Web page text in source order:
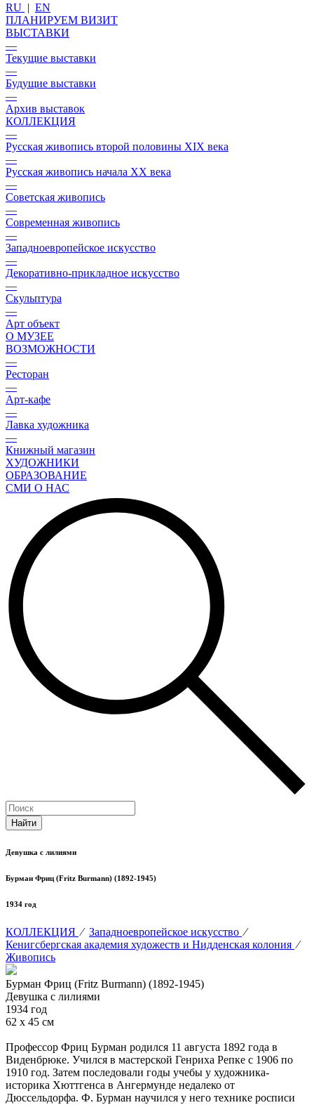
RU | EN
ПЛАНИРУЕМ ВИЗИТ
ВЫСТАВКИ
—
Текущие выставки
—
Будущие выставки
—
Архив выставок
КОЛЛЕКЦИЯ
—
Русская живопись второй половины XIX века
—
Русская живопись начала XX века
—
Советская живопись
—
Современная живопись
—
Западноевропейское искусство
—
Декоративно-прикладное искусство
—
Скульптура
—
Арт объект
О МУЗЕЕ
ВОЗМОЖНОСТИ
—
Ресторан
—
Арт-кафе
—
Лавка художника
—
Книжный магазин
ХУДОЖНИКИ
ОБРАЗОВАНИЕ
СМИ О НАС
Девушка с лилиями
Бурман Фриц (Fritz Burmann) (1892-1945)
1934 год
КОЛЛЕКЦИЯ ⁄ Западноевропейское искусство ⁄
Кенигсбергская академия художеств и Нидденская колония ⁄
Живопись
Бурман Фриц (Fritz Burmann) (1892-1945)
Девушка с лилиями
1934 год
62 х 45 см
Профессор Фриц Бурман родился 11 августа 1892 года в
Виденбрюке. Учился в мастерской Генриха Репке с 1906 по
1910 год. Затем последовали годы учебы у художника-
историка Хюттгенса в Ангермунде недалеко от
Дюссельдорфа. Ф. Бурман научился у него технике росписи